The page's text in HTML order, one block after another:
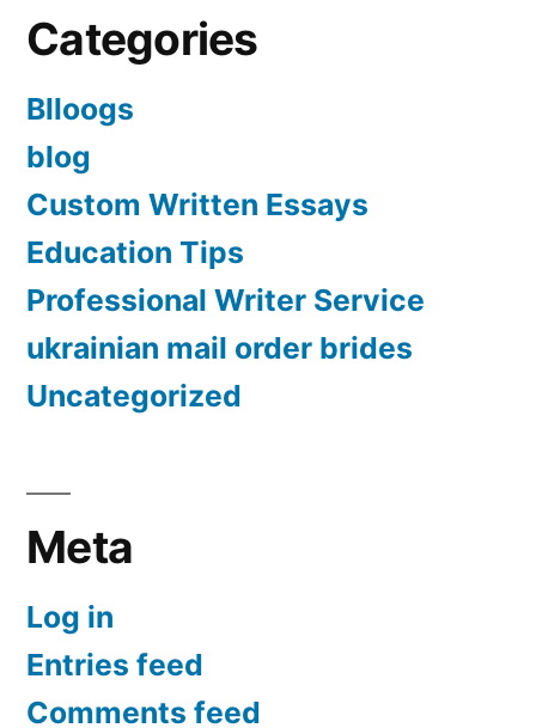
Categories
Blloogs
blog
Custom Written Essays
Education Tips
Professional Writer Service
ukrainian mail order brides
Uncategorized
Meta
Log in
Entries feed
Comments feed